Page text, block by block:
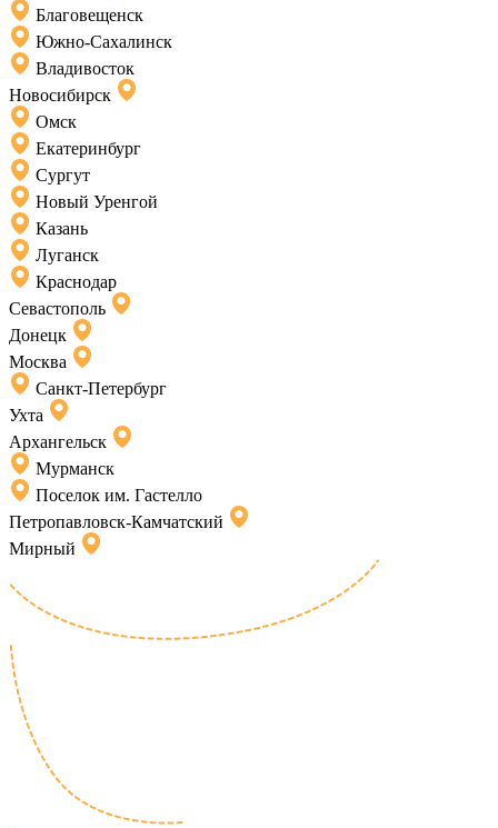
Благовещенск
Южно-Сахалинск
Владивосток
Новосибирск
Омск
Екатеринбург
Сургут
Новый Уренгой
Казань
Луганск
Краснодар
Севастополь
Донецк
Москва
Санкт-Петербург
Ухта
Архангельск
Мурманск
Поселок им. Гастелло
Петропавловск-Камчатский
Мирный